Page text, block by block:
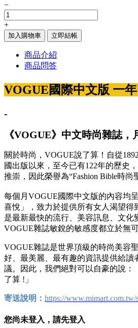
−
+
加入購物車 立即結帳
商品介紹
商品問答
VOGUE國際中文版 一
-
《VOGUE》中文時尚雜誌，
關於時尚，VOGUE說了算！自從
國出版以來，至今已有122年的歷史
推崇，因此榮譽為“Fashion Bible時尚
每個月VOGUE國際中文版的內容均
喜悅」，致力於提供所有女人渴望得
是最新最快的流行、美容訊息、文化
VOGUE雜誌敏銳的敏感度都立於無
VOGUE雜誌是世界頂級的時尚美容
好、最美麗、最有趣的資訊提供給讀
議。因此，我們絕對可以自豪的說：
了算 !」
寄送說明： https://www.mimart.com.tw/
您尚未登入，請先登入